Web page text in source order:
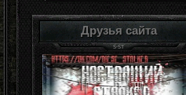
Друзья сайта